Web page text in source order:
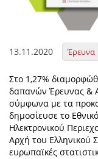
13.11.2020 Έρευνα
Στο 1,27%
δαπανών Έρευνας &
σύμφωνα με τα
δημοσίευσε το
Ηλεκτρονικού
Αρχή του Ελληνικού
ευρωπαϊκές